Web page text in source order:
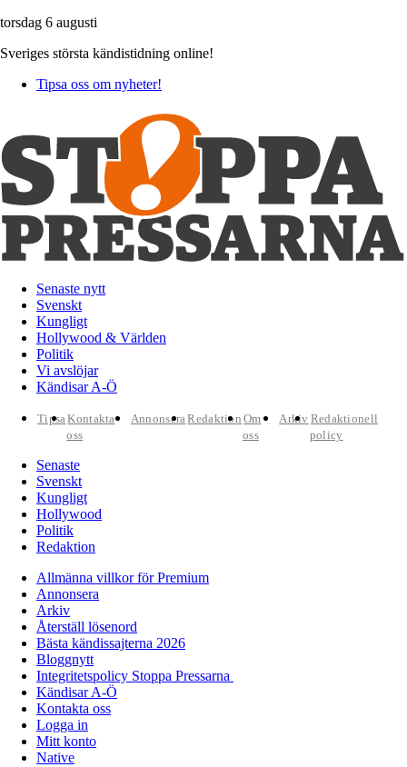
torsdag 6 augusti
Sveriges största kändistidning online!
Tipsa oss om nyheter!
Senaste nytt
Svenskt
Kungligt
Hollywood & Världen
Politik
Vi avslöjar
Kändisar A-Ö
TipsaKontakta
oss
AnnonseraRedaktion Om
oss
Arkiv Redaktionell
policy
Senaste
Svenskt
Kungligt
Hollywood
Politik
Redaktion
Allmänna villkor för Premium
Annonsera
Arkiv
Återställ lösenord
Bästa kändissajterna 2026
Bloggnytt
Integritetspolicy Stoppa Pressarna
Kändisar A-Ö
Kontakta oss
Logga in
Mitt konto
Native